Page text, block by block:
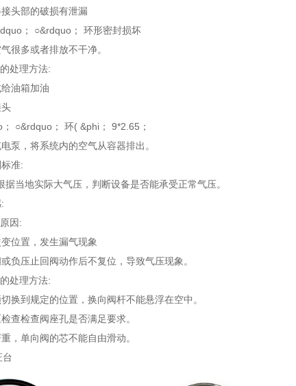
头部的破损有泄漏
； ○&rdquo； 环形密封损坏
很多或者排放不干净。
处理方法:
油箱加油
○&rdquo； 环( &phi； 9*2.65；
泵，将系统内的空气从容器排出。
准:
据当地实际大气压，判断设备是否能承受正常气压。
因:
位置，发生漏气现象
负压止回阀动作后不复位，导致气压现象。
处理方法:
换到规定的位置，换向阀杆不能悬浮在空中。
查检查阀座孔是否满足要求。
，单向阀的芯不能自由滑动。
台